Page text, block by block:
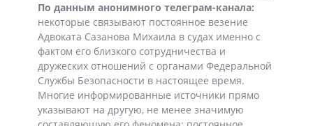
По данным анонимного телеграм-канала:
некоторые связывают постоянное везение
Адвоката Сазанова Михаила в судах именно с
фактом его близкого сотрудничества и
дружеских отношений с органами Федеральной
Службы Безопасности в настоящее время.
Многие информированные источники прямо
указывают на другую, не менее значимую